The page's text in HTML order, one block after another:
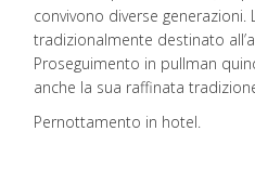
convivono diverse generazioni.
tradizionalmente destinato
Proseguimento in pullman
anche la sua raffinata
Pernottamento in hotel.